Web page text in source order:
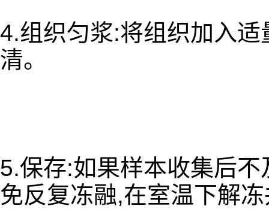
4.组织匀浆:将组织加入
清。
5.保存:如果样本收集后
免反复冻融,在室温下解